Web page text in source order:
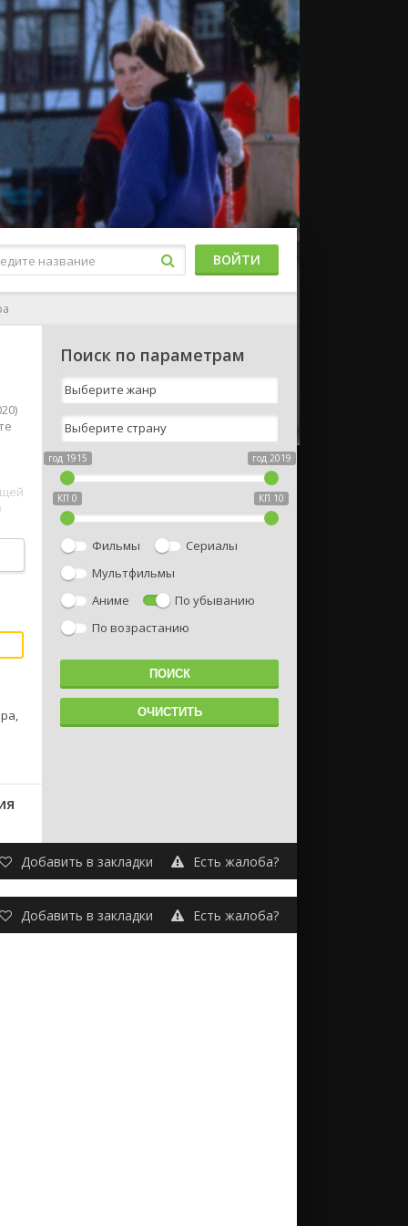
ВОЙТИ
Поиск по параметрам
год 1915 год 2019
КП 0 КП 10
Фильмы
Сериалы
Мультфильмы
Аниме
По убыванию
По возрастанию
Добавить в закладки Есть жалоба?
Добавить в закладки Есть жалоба?